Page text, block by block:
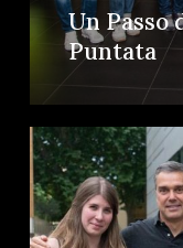
Un Passo
Puntata